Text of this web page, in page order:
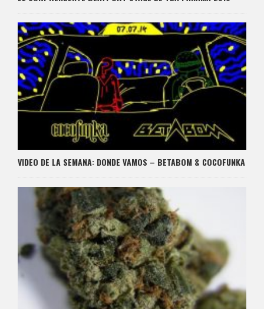
VIDEO DE LA SEMANA: DONDE VAMOS – BETABOM & COCOFUNKA